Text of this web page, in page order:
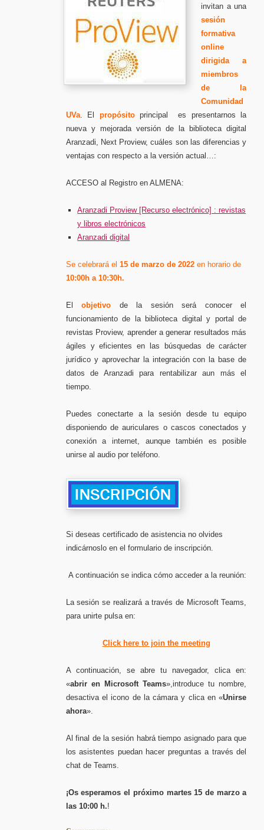
invitan a una
sesión
formativa
online
dirigida a
miembros
de la
Comunidad
UVa. El propósitoprincipal es presentarnos la
nueva y mejorada versión de la biblioteca digital
Aranzadi, Next Proview, cuáles son las diferencias y
ventajas con respecto a la versión actual…:
ACCESO al Registro en ALMENA:
Aranzadi Proview [Recurso electrónico] : revistas
y libros electrónicos
Aranzadi digital
Se celebrará el 15 de marzo de 2022 en horario de
10:00h a 10:30h.
Elobjetivo de la sesión será conocer el
funcionamiento de la biblioteca digital y portal de
revistas Proview, aprender a generar resultados más
ágiles y eficientes en las búsquedas de carácter
jurídico y aprovechar la integración con la base de
datos de Aranzadi para rentabilizar aun más el
tiempo.
Puedes conectarte a la sesión desde tu equipo
disponiendo de auriculares o cascos conectados y
conexión a internet, aunque también es posible
unirse al audio por teléfono.
Si deseas certificado de asistencia no olvides
indicárnoslo en el formulario de inscripción.
A continuación se indica cómo acceder a la reunión:
La sesión se realizará a través de Microsoft Teams,
para unirte pulsa en:
Click here to join the meeting
A continuación, se abre tu navegador, clica en:
«abrir en Microsoft Teams»,introduce tu nombre,
desactiva el icono de la cámara y clica en «Unirse
ahora».
Al final de la sesión habrá tiempo asignado para que
los asistentes puedan hacer preguntas a través del
chat de Teams.
¡Os esperamos el próximo martes 15 de marzo a
las 10:00 h.!